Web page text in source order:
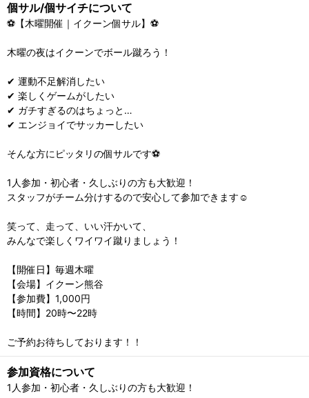
個サル/個サイチについて
⚽️【木曜開催｜イクーン個サル】⚽️
木曜の夜はイクーンでボール蹴ろう！
✔ 運動不足解消したい
✔ 楽しくゲームがしたい
✔ ガチすぎるのはちょっと…
✔ エンジョイでサッカーしたい
そんな方にピッタリの個サルです⚽️
1人参加・初心者・久しぶりの方も大歓迎！
スタッフがチーム分けするので安心して参加できます☺️
笑って、走って、いい汗かいて、
みんなで楽しくワイワイ蹴りましょう！
【開催日】毎週木曜
【会場】イクーン熊谷
【参加費】1,000円
【時間】20時〜22時
ご予約お待ちしております！！
参加資格について
1人参加・初心者・久しぶりの方も大歓迎！